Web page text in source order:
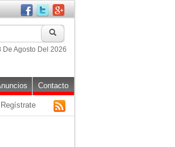
De Agosto Del 2026
Contacto
Regístrate